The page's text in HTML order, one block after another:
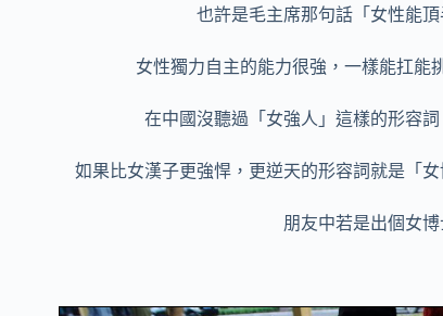
也許是毛主席那句話「女性能
女性獨力自主的能力很強，一樣能扛能
在中國沒聽過「女強人」這樣的形容
如果比女漢子更強悍，更逆天的形容詞就是「
朋友中若是出個女